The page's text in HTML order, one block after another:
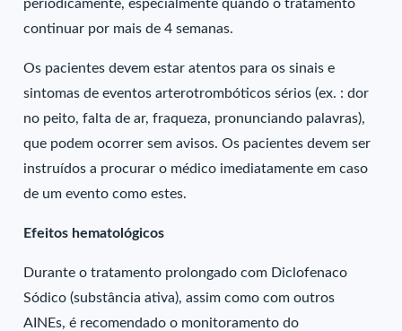
periodicamente, especialmente quando o tratamento
continuar por mais de 4 semanas.
Os pacientes devem estar atentos para os sinais e
sintomas de eventos arterotrombóticos sérios (ex. : dor
no peito, falta de ar, fraqueza, pronunciando palavras),
que podem ocorrer sem avisos. Os pacientes devem ser
instruídos a procurar o médico imediatamente em caso
de um evento como estes.
Efeitos hematológicos
Durante o tratamento prolongado com Diclofenaco
Sódico (substância ativa), assim como com outros
AINEs, é recomendado o monitoramento do